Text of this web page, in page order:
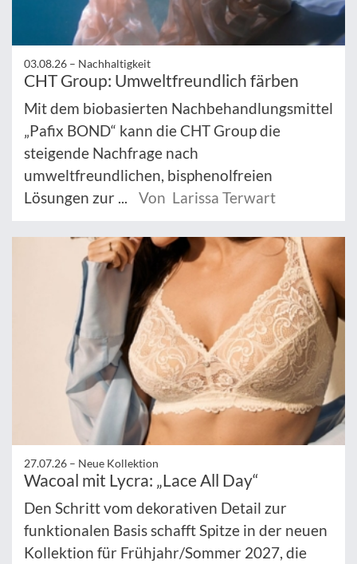
03.08.26 – Nachhaltigkeit
CHT Group: Umweltfreundlich färben
Mit dem biobasierten Nachbehandlungsmittel
„Pafix BOND“ kann die CHT Group die
steigende Nachfrage nach
umweltfreundlichen, bisphenolfreien
Lösungen zur ...
Von Larissa Terwart
27.07.26 – Neue Kollektion
Wacoal mit Lycra: „Lace All Day“
Den Schritt vom dekorativen Detail zur
funktionalen Basis schafft Spitze in der neuen
Kollektion für Frühjahr/Sommer 2027, die